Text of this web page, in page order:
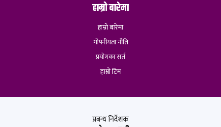
हाम्रो बारेमा
हाम्रो बारेमा
गोपनीयता नीति
प्रयोगका सर्त
हाम्रो टिम
प्रबन्ध निर्देशक